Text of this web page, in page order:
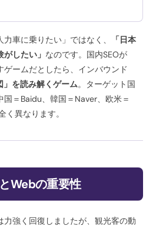
車に乗りたい」ではなく、
「日本
したい」 なのです。国内SEOが
ゲームだとしたら、インバウンド
」を読み解くゲーム。ターゲット国
＝Baidu、韓国＝Naver、欧米＝
く異なります。
Webの重要性
力強く回復しましたが、観光客の動